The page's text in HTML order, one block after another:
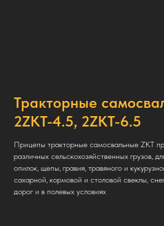
Тракторные
2ZKT-4.5, 2ZKT-6.5
Прицепы тракторные самосвальные ZKT
различных сельскохозяйственных грузов,
опилок, щепы, гравия, травяного и
сахарной, кормовой и столовой свеклы,
дорог и в полевых условиях